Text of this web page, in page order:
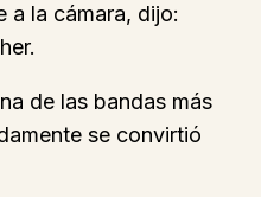
a la cámara, dijo:
de las bandas más
se convirtió